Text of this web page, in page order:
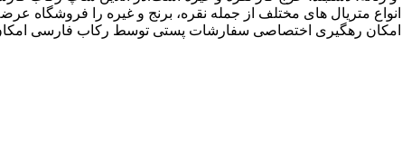
رهگیری اختصاصی سفارشات پستی توسط رکاب فارسی امکان